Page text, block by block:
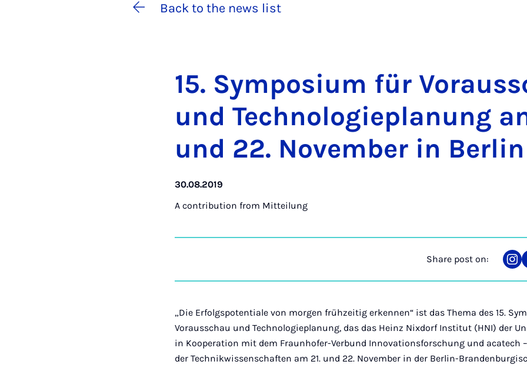
Back to the news list
15. Sym­posi­um für
und Tech­no­lo­gie­planung
und 22. Novem­ber in Ber­lin
30.08.2019
A contribution from Mitteilung
Share post on:
on
„Die Erfolgspotentiale von morgen frühzeitig erkennen“ ist das Thema des 15.
Vorausschau und Technologieplanung, das das Heinz Nixdorf Institut (HNI) der
in Kooperation mit dem Fraunhofer-Verbund Innovationsforschung und acatech
der Technikwissenschaften am 21. und 22. November in der Berlin-